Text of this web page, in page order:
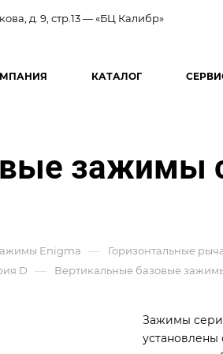
д. 9, стр.13 — «БЦ Калибр»
КАТАЛОГ
Enigma — Горизонтальные
D — Вертикальные базовые
Зажимы
установлены